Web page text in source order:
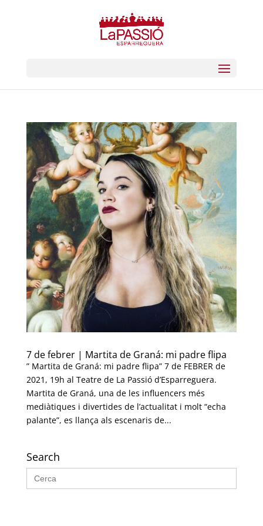
7 de febrer | Martita de Graná: mi padre flipa
” Martita de Graná: mi padre flipa” 7 de FEBRER de
2021, 19h al Teatre de La Passió d’Esparreguera.
Martita de Graná, una de les influencers més
mediàtiques i divertides de l’actualitat i molt “echa
palante”, es llança als escenaris de...
Search
Search
for: